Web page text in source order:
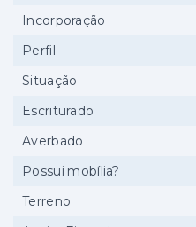
Incorporação
Perfil
Situação
Escriturado
Averbado
Possui mobília?
Terreno